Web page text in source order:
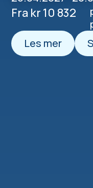
Fra kr 10 832
Les mer